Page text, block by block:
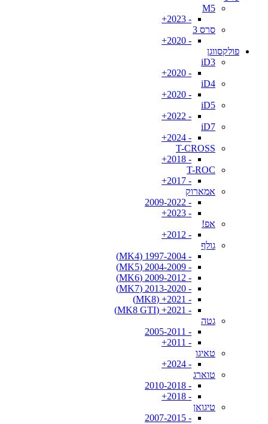
M5
- 2023+
סרס 3
- 2020+
פולקסווגן
iD3
- 2020+
iD4
- 2020+
iD5
- 2022+
iD7
- 2024+
T-CROSS
- 2018+
T-ROC
- 2017+
אמארוק
- 2009-2022
- 2023+
אפ!
- 2012+
גולף
- 1997-2004 (MK4)
- 2004-2009 (MK5)
- 2009-2012 (MK6)
- 2013-2020 (MK7)
- 2021+ (MK8)
- 2021+ (MK8 GTI)
גטה
- 2005-2011
- 2011+
טאיגו
- 2024+
טוארג
- 2010-2018
- 2018+
טיגואן
- 2007-2015